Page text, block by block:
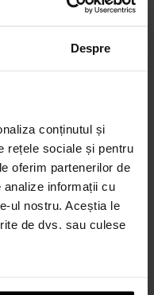
Despre
conținutul și
rețele sociale și pentru
oferim partenerilor de
analize informații cu
ul nostru. Aceștia le
de dvs. sau culese